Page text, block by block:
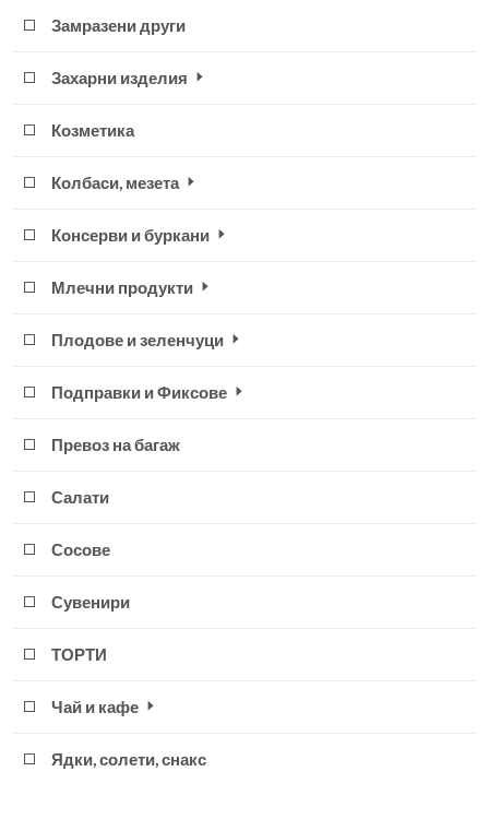
Замразени други
Захарни изделия
Козметика
Колбаси, мезета
Консерви и буркани
Млечни продукти
Плодове и зеленчуци
Подправки и Фиксове
Превоз на багаж
Салати
Сосове
Сувенири
ТОРТИ
Чай и кафе
Ядки, солети, снакс